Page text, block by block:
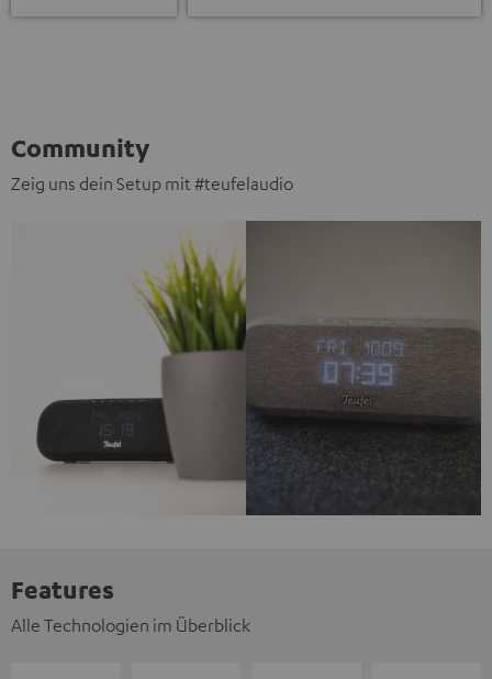
Community
Zeig uns dein Setup mit #teufelaudio
Features
Alle Technologien im Überblick